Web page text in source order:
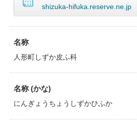
shizuka-hifuka.reserve.ne.jp
名称
人形町しずか皮ふ科
名称 (かな)
にんぎょうちょうしずかひふか